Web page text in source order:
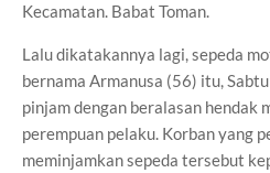
Kecamatan. Babat Toman.
Lalu dikatakannya lagi, sepeda
bernama Armanusa (56) itu,
pinjam dengan beralasan hendak
perempuan pelaku. Korban yang
meminjamkan sepeda tersebut